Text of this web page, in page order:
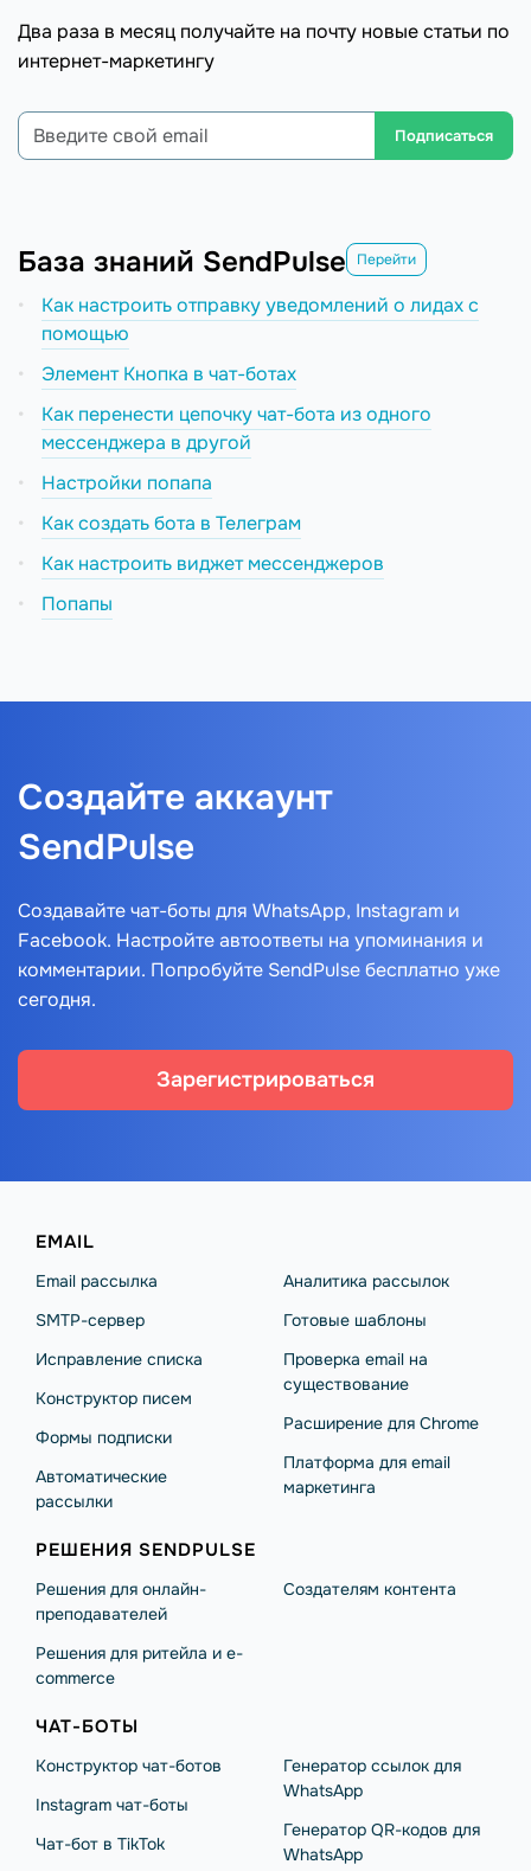
Два раза в месяц получайте на почту новые статьи по
интернет-маркетингу
Подписаться
База знаний SendPulse Перейти
Как настроить отправку уведомлений о лидах с
помощью
Элемент Кнопка в чат-ботах
Как перенести цепочку чат-бота из одного
мессенджера в другой
Настройки попапа
Как создать бота в Телеграм
Как настроить виджет мессенджеров
Попапы
Создайте аккаунт
SendPulse
Создавайте чат-боты для WhatsApp, Instagram и
Facebook. Настройте автоответы на упоминания и
комментарии. Попробуйте SendPulse бесплатно уже
сегодня.
Зарегистрироваться
EMAIL
Email рассылка
SMTP-сервер
Исправление списка
Конструктор писем
Формы подписки
Автоматические
рассылки
Аналитика рассылок
Готовые шаблоны
Проверка email на
существование
Расширение для Chrome
Платформа для email
маркетинга
РЕШЕНИЯ SENDPULSE
Решения для онлайн-
преподавателей
Решения для ритейла и e-
commerce
Создателям контента
ЧАТ-БОТЫ
Конструктор чат-ботов
Instagram чат-боты
Чат-бот в TikTok
Генератор ссылок для
WhatsApp
Генератор QR-кодов для
WhatsApp